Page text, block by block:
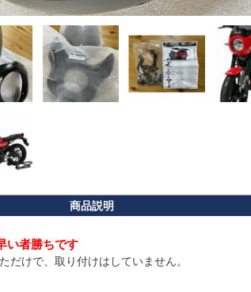
い者勝ちです
だけで、取り付けはしていません。